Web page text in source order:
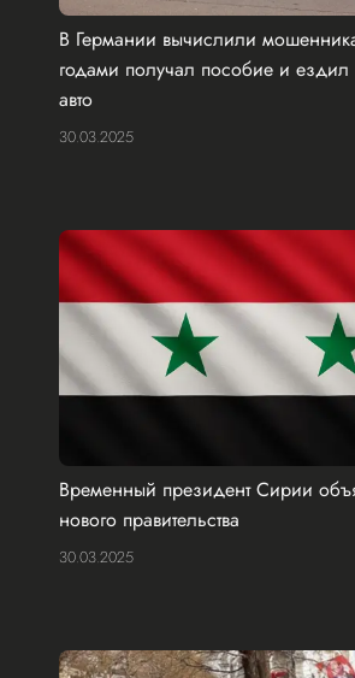
В Германии вычислили
годами получал пособие и
авто
30.03.2025
Временный президент Сирии
нового правительства
30.03.2025